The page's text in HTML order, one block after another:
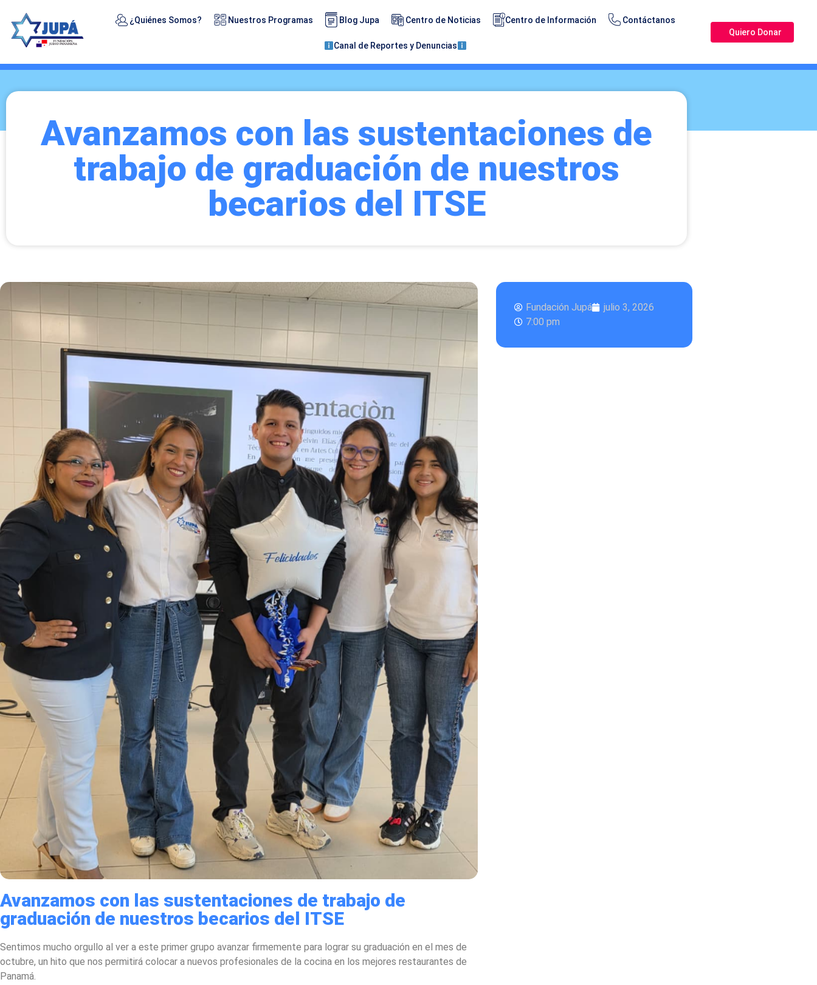
¿Quiénes Somos? Nuestros Programas Blog Jupa Centro de Noticias Centro de Información Contáctanos
Canal de Reportes y Denuncias
Quiero Donar
Avanzamos con las sustentaciones de
trabajo de graduación de nuestros
becarios del ITSE
Avanzamos con las sustentaciones de trabajo de
graduación de nuestros becarios del ITSE
Sentimos mucho orgullo al ver a este primer grupo avanzar firmemente para lograr su graduación en el mes de
octubre, un hito que nos permitirá colocar a nuevos profesionales de la cocina en los mejores restaurantes de
Panamá.
Fundación Jupá
julio 3, 2026
7:00 pm